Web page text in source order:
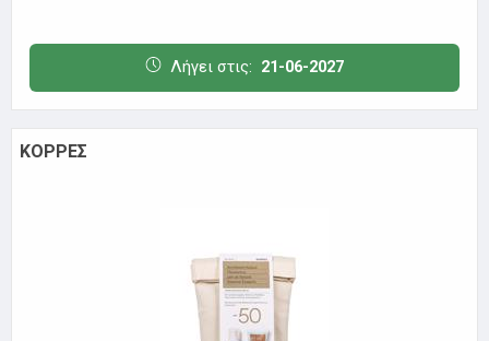
Λήγει στις: 21-06-2027
ΚΟΡΡΕΣ